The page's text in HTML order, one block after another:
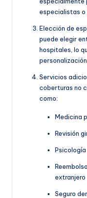
especialistas o
Elección de
puede elegir
hospitales, lo
personalización.
Servicios
coberturas no
como:
Medicina
Revisión
Psicología
extranjero
Seguro